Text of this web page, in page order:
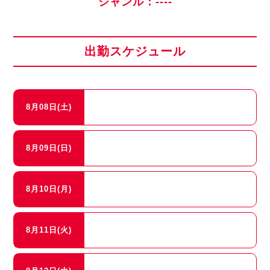
出勤スケジュール
8月08日(土)
8月09日(日)
8月10日(月)
8月11日(火)